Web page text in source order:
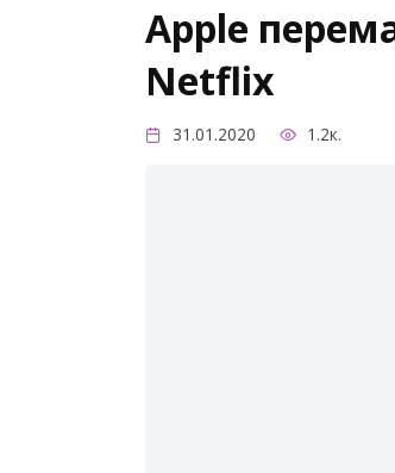
Apple
Netflix
31.01.2020 1.2к.